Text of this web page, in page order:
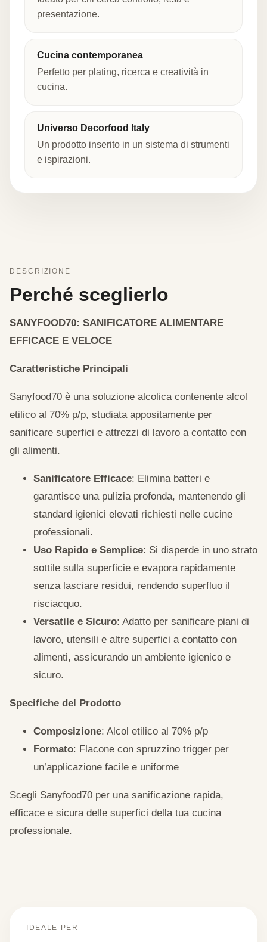
presentazione.
Cucina contemporanea
Perfetto per plating, ricerca e creatività in
cucina.
Universo Decorfood Italy
Un prodotto inserito in un sistema di strumenti
e ispirazioni.
DESCRIZIONE
Perché sceglierlo
SANYFOOD70: SANIFICATORE ALIMENTARE
EFFICACE E VELOCE
Caratteristiche Principali
Sanyfood70 è una soluzione alcolica contenente alcol
etilico al 70% p/p, studiata appositamente per
sanificare superfici e attrezzi di lavoro a contatto con
gli alimenti.
Sanificatore Efficace: Elimina batteri e
garantisce una pulizia profonda, mantenendo gli
standard igienici elevati richiesti nelle cucine
professionali.
Uso Rapido e Semplice: Si disperde in uno strato
sottile sulla superficie e evapora rapidamente
senza lasciare residui, rendendo superfluo il
risciacquo.
Versatile e Sicuro: Adatto per sanificare piani di
lavoro, utensili e altre superfici a contatto con
alimenti, assicurando un ambiente igienico e
sicuro.
Specifiche del Prodotto
Composizione: Alcol etilico al 70% p/p
Formato: Flacone con spruzzino trigger per
un’applicazione facile e uniforme
Scegli Sanyfood70 per una sanificazione rapida,
efficace e sicura delle superfici della tua cucina
professionale.
IDEALE PER